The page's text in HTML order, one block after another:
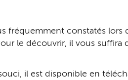
fréquemment constatés lors
le découvrir, il vous suffira
il est disponible en